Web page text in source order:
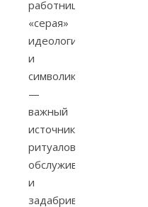
работницы
«серая»
идеология
и
символика
—
важный
источник
ритуалов
обслуживания
и
задабривания